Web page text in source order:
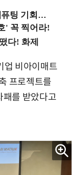
(8/28 강남역)
업 비아이매트
프로젝트를
패를 받았다고